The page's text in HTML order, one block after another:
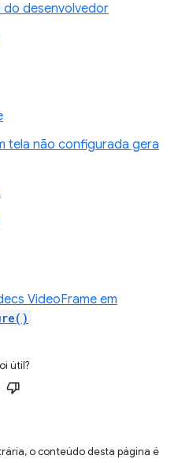
do desenvolvedor
tela não configurada gera
VideoFrame em
útil?
o conteúdo desta página é